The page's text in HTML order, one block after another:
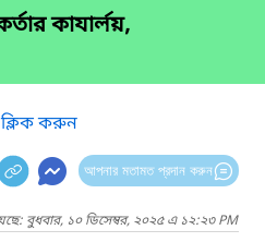
কাযার্লয়,
করুন
আপনার মতামত প্রদান করুন
বুধবার, ১০ ডিসেম্বর, ২০২৫ এ ১২:২৩ PM